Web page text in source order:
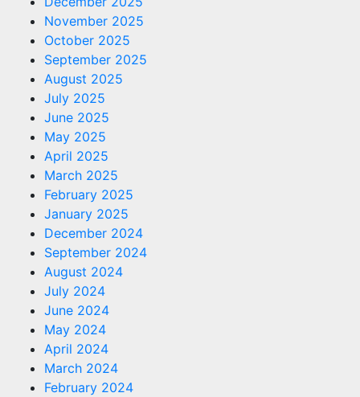
November 2025
October 2025
September 2025
August 2025
July 2025
June 2025
May 2025
April 2025
March 2025
February 2025
January 2025
December 2024
September 2024
August 2024
July 2024
June 2024
May 2024
April 2024
March 2024
February 2024